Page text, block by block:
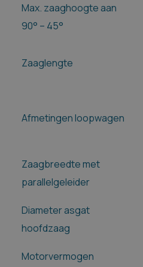
Max. zaaghoogte aan
90° – 45°
Zaaglengte
Afmetingen loopwagen
Zaagbreedte met
parallelgeleider
Diameter asgat
hoofdzaag
Motorvermogen